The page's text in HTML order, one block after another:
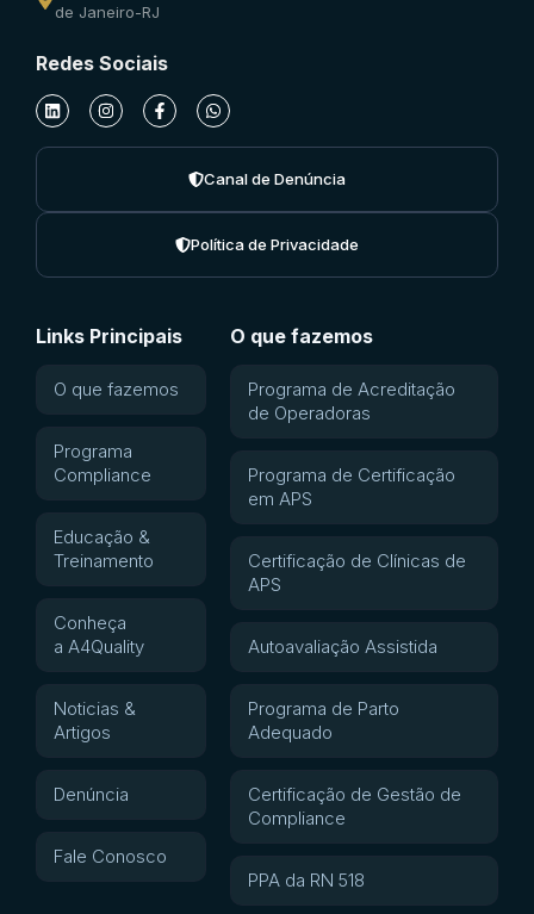
de Janeiro-RJ
Redes Sociais
Canal de Denúncia
Política de Privacidade
Links Principais
O que fazemos
Programa
Compliance
Educação &
Treinamento
Conheça
a A4Quality
Noticias &
Artigos
Denúncia
Fale Conosco
O que fazemos
Programa de Acreditação
de Operadoras
Programa de Certificação
em APS
Certificação de Clínicas de
APS
Autoavaliação Assistida
Programa de Parto
Adequado
Certificação de Gestão de
Compliance
PPA da RN 518